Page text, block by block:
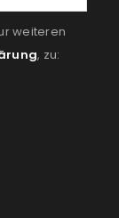
weiteren
, zu: